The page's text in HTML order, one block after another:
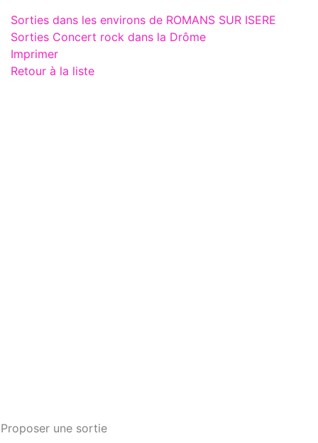
Sorties dans les environs de ROMANS SUR ISERE
Sorties Concert rock dans la Drôme
Imprimer
Retour à la liste
Proposer une sortie